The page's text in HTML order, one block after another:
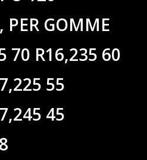
PER GOMME
70 R16,235 60
55
45